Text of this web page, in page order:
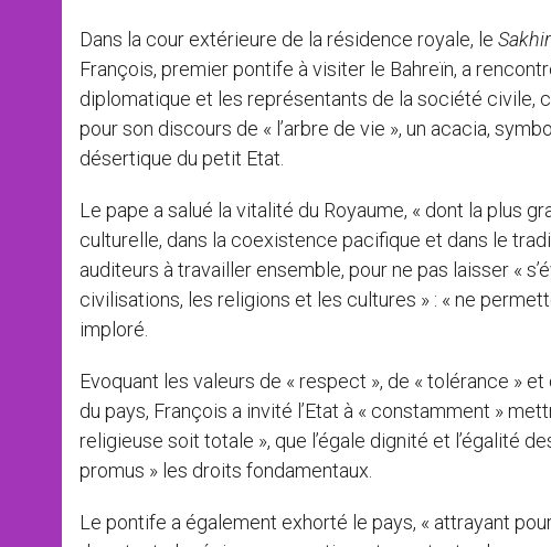
Dans la cour extérieure de la résidence royale, le
François, premier pontife à visiter le Bahreïn, a
diplomatique et les représentants de la société civile,
pour son discours de « l’arbre de vie », un acacia,
désertique du petit Etat.
Le pape a salué la vitalité du Royaume, « dont la plus
culturelle, dans la coexistence pacifique et dans le
auditeurs à travailler ensemble, pour ne pas laisser «
civilisations, les religions et les cultures » : « ne
imploré.
Evoquant les valeurs de « respect », de « tolérance »
du pays, François a invité l’Etat à « constamment »
religieuse soit totale », que l’égale dignité et l’égalité
promus » les droits fondamentaux.
Le pontife a également exhorté le pays, « attrayant